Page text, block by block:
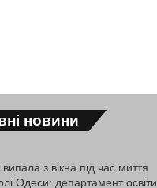
новини
з вікна під час миття
Одеси: департамент освіти